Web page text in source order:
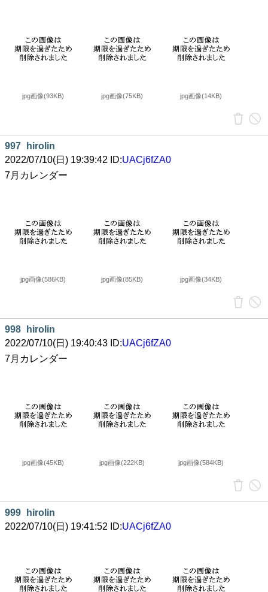
jpg画像(93KB) jpg画像(75KB) jpg画像(14KB)
997
hirolin
2022/07/10(日) 19:39:42 ID:UACj6fZA0
7月カレンダー
jpg画像(586KB) jpg画像(85KB) jpg画像(34KB)
998
hirolin
2022/07/10(日) 19:40:43 ID:UACj6fZA0
7月カレンダー
jpg画像(45KB) jpg画像(222KB) jpg画像(584KB)
999
hirolin
2022/07/10(日) 19:41:52 ID:UACj6fZA0